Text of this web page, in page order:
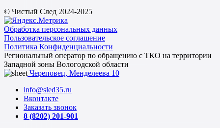
© Чистый След 2024-2025
Обработка персональных данных
Пользовательское соглашение
Политика Конфиденциальности
Региональный оператор по обращению с ТКО на территории
Западной зоны Вологодской области
Череповец, Менделеева 10
info@sled35.ru
Вконтакте
Заказать звонок
8 (8202) 201-901